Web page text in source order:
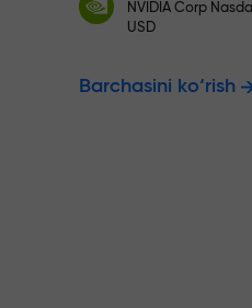
NVIDIA Corp
USD
Barchasini ko‘rish